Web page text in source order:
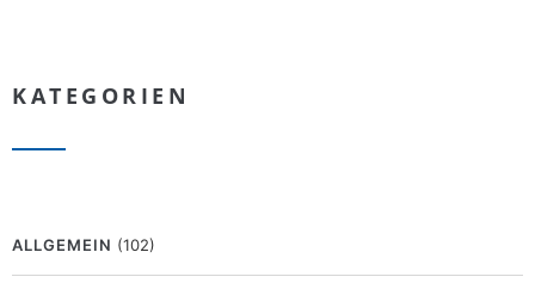
KATEGORIEN
ALLGEMEIN (102)